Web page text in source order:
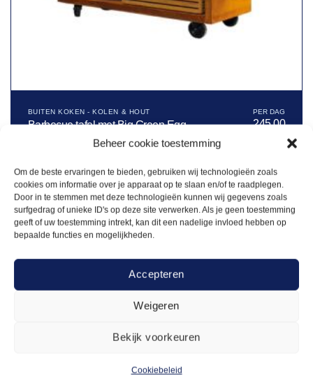
Beheer cookie toestemming
Om de beste ervaringen te bieden, gebruiken wij technologieën zoals
cookies om informatie over je apparaat op te slaan en/of te raadplegen.
Door in te stemmen met deze technologieën kunnen wij gegevens zoals
surfgedrag of unieke ID's op deze site verwerken. Als je geen toestemming
geeft of uw toestemming intrekt, kan dit een nadelige invloed hebben op
bepaalde functies en mogelijkheden.
Accepteren
Weigeren
Bekijk voorkeuren
Cookiebeleid
BUITEN KOKEN - KOLEN & HOUT
Barbecue tafel met Big Green Egg
245,00
Offerte aanvragen
Toevoegen
aan
Afspraak maken om
advies in te winnen voor
jouw evenement?